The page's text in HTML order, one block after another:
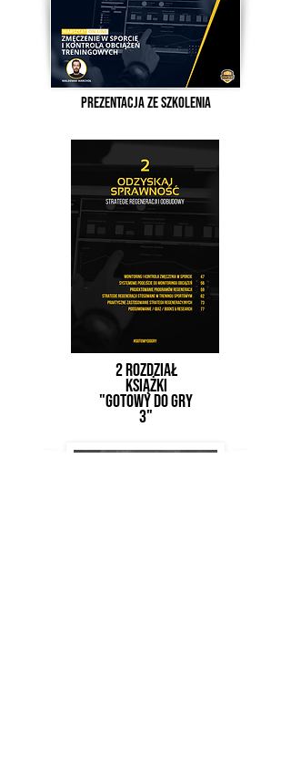
PREZENTACJA ZE SZKOLENIA
2 rozdział
książki
"Gotowy do gry
3"